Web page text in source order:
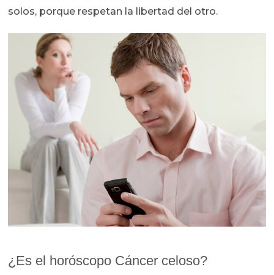
solos, porque respetan la libertad del otro.
¿Es el horóscopo Cáncer celoso?